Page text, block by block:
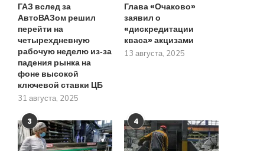
ГАЗ вслед за
АвтоВАЗом решил
перейти на
четырехдневную
рабочую неделю из‑за
падения рынка на
фоне высокой
ключевой ставки ЦБ
31 августа, 2025
Глава «Очаково»
заявил о
«дискредитации
кваса» акцизами
13 августа, 2025
3 4